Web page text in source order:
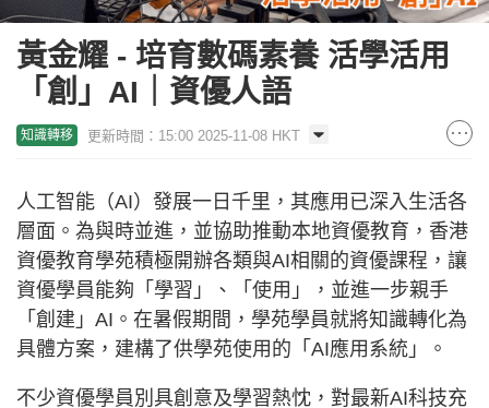
黃金耀 - 培育數碼素養 活學活用
「創」AI｜資優人語
知識轉移 更新時間：15:00 2025-11-08 HKT
人工智能（AI）發展一日千里，其應用已深入生活各
層面。為與時並進，並協助推動本地資優教育，香港
資優教育學苑積極開辦各類與AI相關的資優課程，讓
資優學員能夠「學習」、「使用」，並進一步親手
「創建」AI。在暑假期間，學苑學員就將知識轉化為
具體方案，建構了供學苑使用的「AI應用系統」。
不少資優學員別具創意及學習熱忱，對最新AI科技充